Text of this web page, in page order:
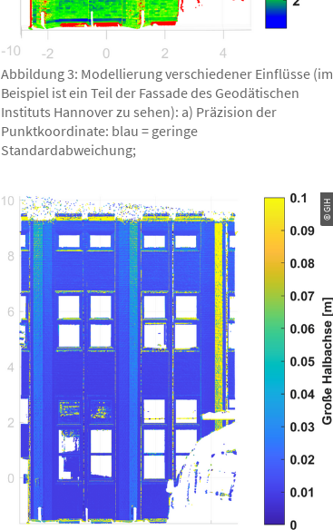
Abbildung 3: Modellierung verschiedener Einflüsse (im
Beispiel ist ein Teil der Fassade des Geodätischen
Instituts Hannover zu sehen): a) Präzision der
Punktkoordinate: blau = geringe
Standardabweichung;
© GIH